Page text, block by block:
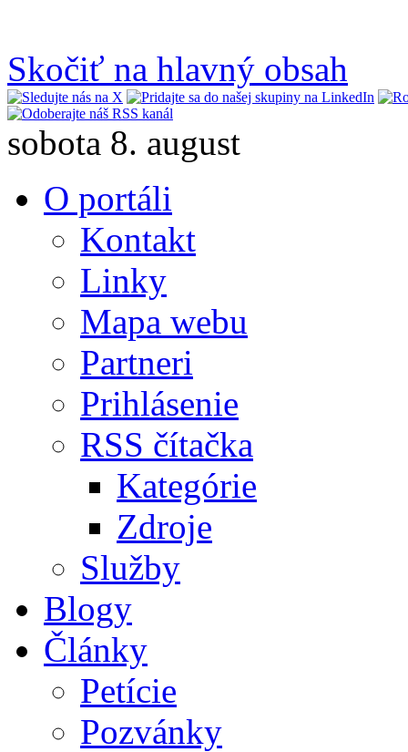
Skočiť na hlavný obsah
sobota 8. august
O portáli
Kontakt
Linky
Mapa webu
Partneri
Prihlásenie
RSS čítačka
Kategórie
Zdroje
Služby
Blogy
Články
Petície
Pozvánky